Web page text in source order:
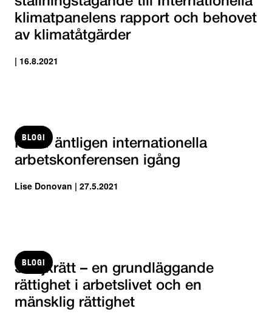
klimatpanelens rapport och behovet
av klimatåtgärder
| 16.8.2021
BLOGI
Nu är äntligen internationella
arbetskonferensen igång
Lise Donovan | 27.5.2021
BLOGI
Strejkrätt – en grundläggande
rättighet i arbetslivet och en
mänsklig rättighet